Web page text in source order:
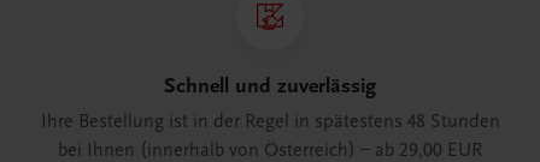
Schnell und zuverlässig
Ihre Bestellung ist in der Regel in spätestens 48 Stunden
bei Ihnen (innerhalb von Österreich) – ab 29,00 EUR